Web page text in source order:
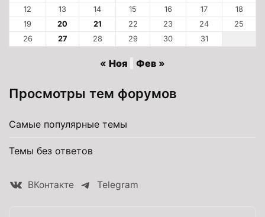
12
13 14 15 16 17
18
19
20 21 22 23 24
25
26
27 28 29 30 31
« Ноя Фев »
Просмотры тем форумов
Самые популярные темы
Темы без ответов
ВКонтакте Telegram